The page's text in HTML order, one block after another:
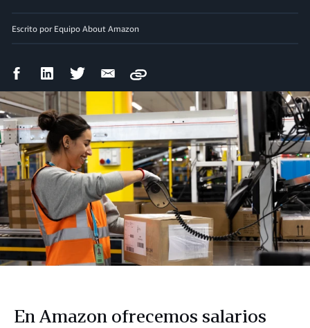
Escrito por Equipo About Amazon
Compartir
Facebook
Compartir
LinkedIn
Compartir
Twitter
Compartir
correo
electrónico
Copy
En Amazon ofrecemos salarios